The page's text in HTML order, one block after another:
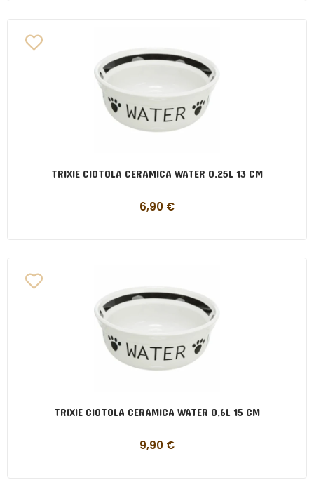
TRIXIE CIOTOLA CERAMICA WATER 0,25L 13 CM
6,90 €
TRIXIE CIOTOLA CERAMICA WATER 0,6L 15 CM
9,90 €